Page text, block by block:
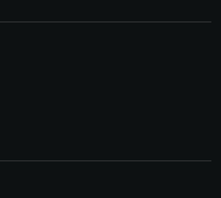
del sito e non